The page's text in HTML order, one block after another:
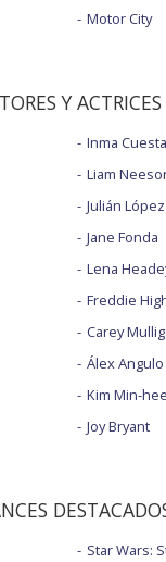
Motor City
Y ACTRICES
Inma Cuesta
Liam
Julián López
Jane Fonda
Lena
Freddie
Carey
Álex Angulo
Kim Min-hee
Joy Bryant
Star Wars: